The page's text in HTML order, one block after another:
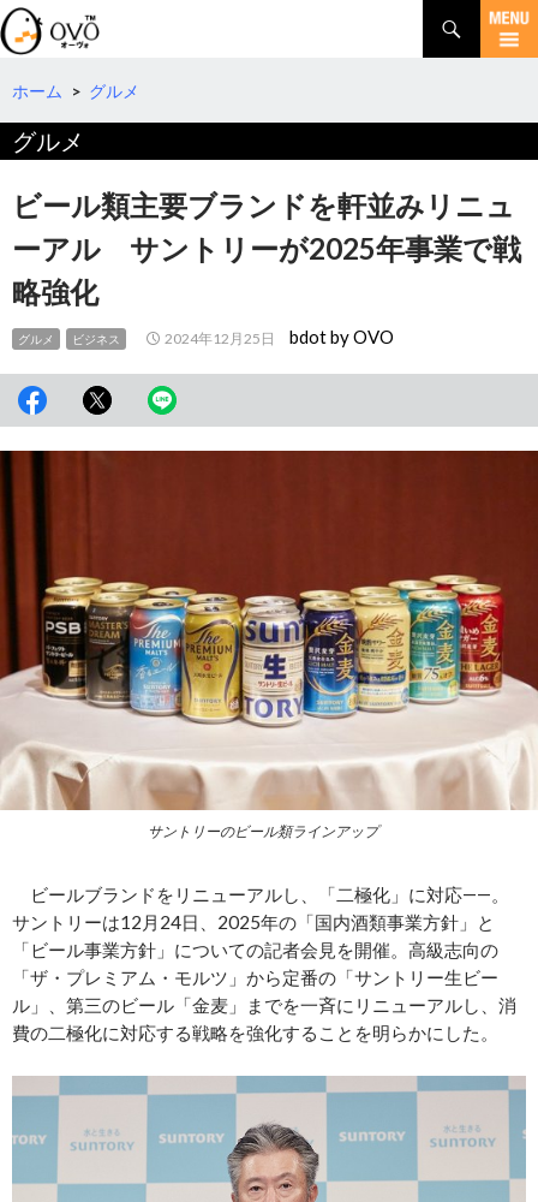
検
索
コ
テ
ツ
へ
ホーム > グルメ
グルメ
ビール類主要ブランドを軒並みリニュ
ーアル サントリーが2025年事業で戦
略強化
グルメ ビジネス 2024年12月25日 bdot by OVO
サントリーのビール類ラインアップ
ビールブランドをリニューアルし、「二極化」に対応――。
サントリーは12月24日、2025年の「国内酒類事業方針」と
「ビール事業方針」についての記者会見を開催。高級志向の
「ザ・プレミアム・モルツ」から定番の「サントリー生ビー
ル」、第三のビール「金麦」までを一斉にリニューアルし、消
費の二極化に対応する戦略を強化することを明らかにした。